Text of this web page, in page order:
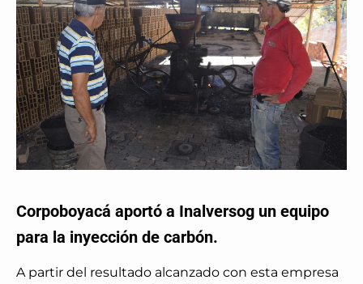
Corpoboyacá aportó a Inalversog un equipo
para la inyección de carbón.
A partir del resultado alcanzado con esta empresa